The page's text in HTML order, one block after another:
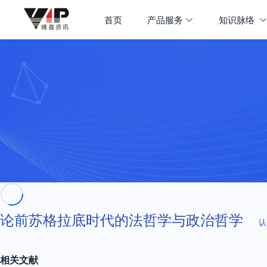
首页 产品服务 知识脉络
论前苏格拉底时代的法哲学与政治哲学
相关文献